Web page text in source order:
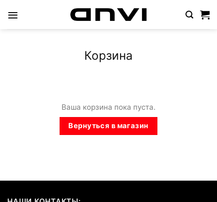
content
Корзина
Ваша корзина пока пуста.
Вернуться в магазин